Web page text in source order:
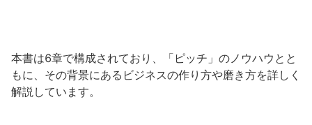
本書は6章で構成されており、「ピッチ」のノウハウとと
もに、その背景にあるビジネスの作り方や磨き方を詳しく
解説しています。